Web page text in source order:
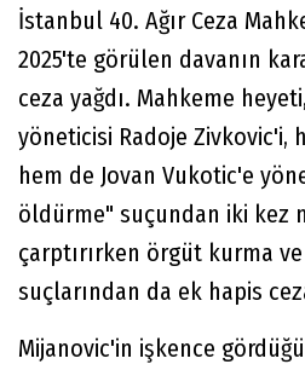
İstanbul 40. Ağır Ceza
2025'te görülen davanın
ceza yağdı. Mahkeme
yöneticisi Radoje Zivkovic'i,
hem de Jovan Vukotic'e
öldürme" suçundan iki kez
çarptırırken örgüt kurma
suçlarından da ek hapis
Mijanovic'in işkence